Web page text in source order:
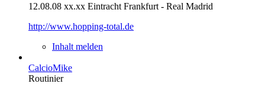
12.08.08 xx.xx Eintracht Frankfurt - Real Madrid
http://www.hopping-total.de
Inhalt melden
CalcioMike
Routinier